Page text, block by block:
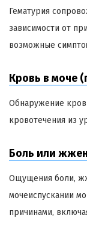
Гематурия
зависимости от
возможные
Кровь в моче
Обнаружение
кровотечения из
Боль или
Ощущения боли,
мочеиспускании
причинами,